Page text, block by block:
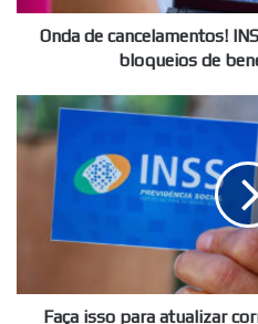
mil
bloqueios
Entenda
Onda de cancelamentos!
bloqueios de
Faça
isso
para
atualizar
corretamente
INSS
evitar
bloqueios
Faça isso para atualizar